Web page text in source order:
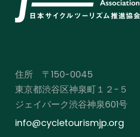
住所 〒150-0045
東京都渋谷区神泉町１２−５
ジェイパーク渋谷神泉601号
info@cycletourismjp.org